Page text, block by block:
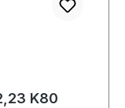
K80